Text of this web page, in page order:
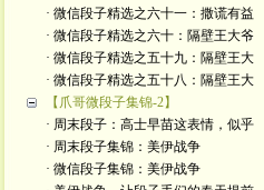
· 微信段子精选之六十一：撒谎有益
· 微信段子精选之六十：隔壁王大爷
· 微信段子精选之五十九：隔壁王大
· 微信段子精选之五十八：隔壁王大
【爪哥微段子集锦-2】
· 周末段子：高士早苗这表情，似乎
· 周末段子集锦：美伊战争
· 微信段子集锦：美伊战争